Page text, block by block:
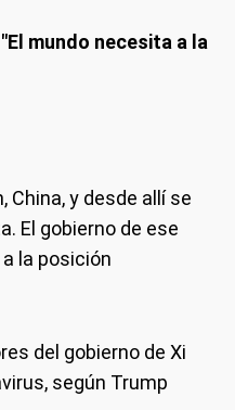
"El mundo necesita a la
China, y desde allí se
El gobierno de ese
la posición